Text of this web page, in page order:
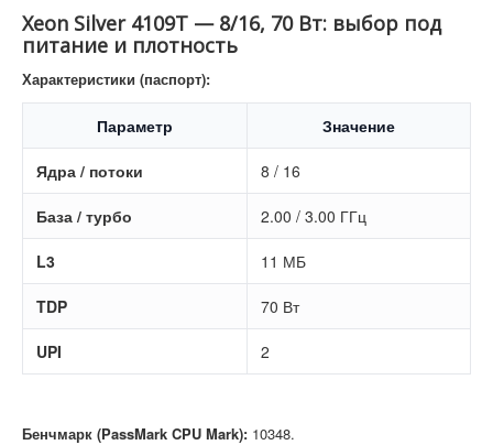
Xeon Silver 4109T — 8/16, 70 Вт: выбор под
питание и плотность
Характеристики (паспорт):
Параметр Значение
Ядра / потоки 8 / 16
База / турбо 2.00 / 3.00 ГГц
L3 11 МБ
TDP 70 Вт
UPI 2
Бенчмарк (PassMark CPU Mark): 10348.